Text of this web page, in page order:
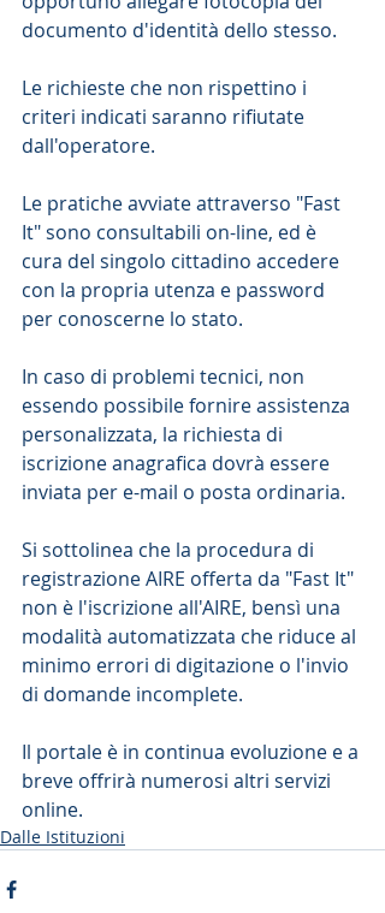
documento d'identità dello stesso.
Le richieste che non rispettino i
criteri indicati saranno rifiutate
dall'operatore.
Le pratiche avviate attraverso "Fast
It" sono consultabili on-line, ed è
cura del singolo cittadino accedere
con la propria utenza e password
per conoscerne lo stato.
In caso di problemi tecnici, non
essendo possibile fornire assistenza
personalizzata, la richiesta di
iscrizione anagrafica dovrà essere
inviata per e-mail o posta ordinaria.
Si sottolinea che la procedura di
registrazione AIRE offerta da "Fast It"
non è l'iscrizione all'AIRE, bensì una
modalità automatizzata che riduce al
minimo errori di digitazione o l'invio
di domande incomplete.
Il portale è in continua evoluzione e a
breve offrirà numerosi altri servizi
online.
Dalle Istituzioni